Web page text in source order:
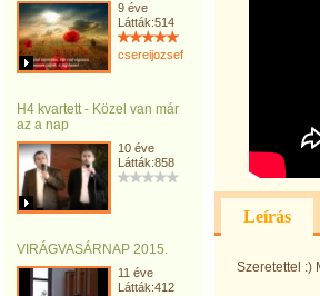
9 éve
Látták:514
csereijozsef
H4 kvartett - Közel van már
az a nap
10 éve
Látták:858
VIRÁGVASÁRNAP 2015.
11 éve
Látták:412
Leírás
Szeretettel :)